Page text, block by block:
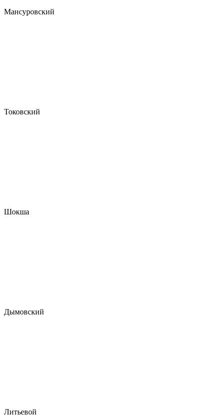
Мансуровский
Токовский
Шокша
Дымовский
Литьевой